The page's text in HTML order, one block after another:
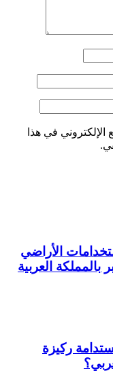
في هذا
الأراضي
بالمملكة العربية
ركيزة